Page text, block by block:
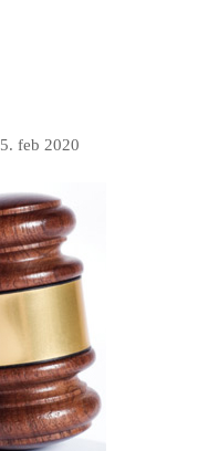
5. feb 2020